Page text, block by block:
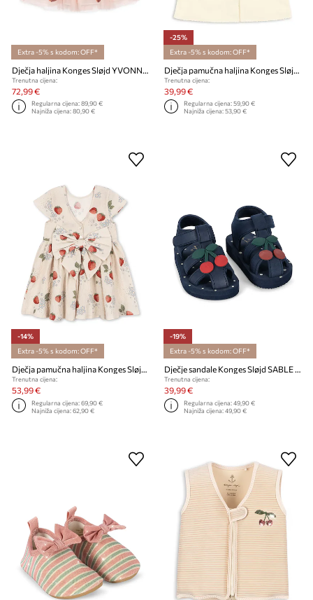
Extra -5% s kodom: OFF*
Dječja haljina Konges Sløjd YVONNE FRILL DRESS
Trenutna cijena:
72,99 €
Regularna cijena:89,90 €
Najniža cijena:80,90 €
-25%
Extra -5% s kodom: OFF*
Dječja pamučna haljina Konges Sløjd EVIA CHERRY DRESS GOTS
Trenutna cijena:
39,99 €
Regularna cijena:59,90 €
Najniža cijena:53,90 €
-14%
Extra -5% s kodom: OFF*
Dječja pamučna haljina Konges Sløjd AVA SS BOW DRESS GOTS
Trenutna cijena:
53,99 €
Regularna cijena:69,90 €
Najniža cijena:62,90 €
-19%
Extra -5% s kodom: OFF*
Dječje sandale Konges Sløjd SABLE SANDAL
Trenutna cijena:
39,99 €
Regularna cijena:49,90 €
Najniža cijena:49,90 €